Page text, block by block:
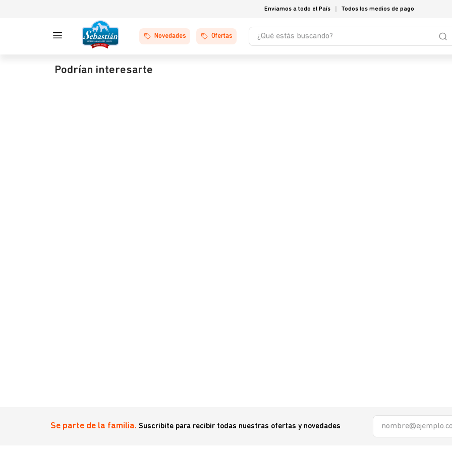
Enviamos a todo el País Todos los medios de pago
Novedades Ofertas
¿Qué estás buscando?
Podrían interesarte
Se parte de la familia. Suscribite para recibir todas nuestras ofertas y novedades